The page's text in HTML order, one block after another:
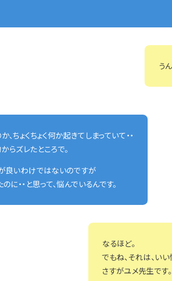
う
ちょくちょく何か起きてしまっていて・・
らズレたところで。
良いわけではないのですが
に・・と思って、悩んでいるんです。
なるほど。
でもね、それは、い
さすがユメ先生です。